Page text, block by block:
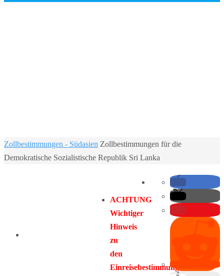
Home
Zollbestimmungen - Südasien Zollbestimmungen für die
Demokratische Sozialistische Republik Sri Lanka
ACHTUNG
Wichtiger
Hinweis
zu
den
Einreisebestimmungen: